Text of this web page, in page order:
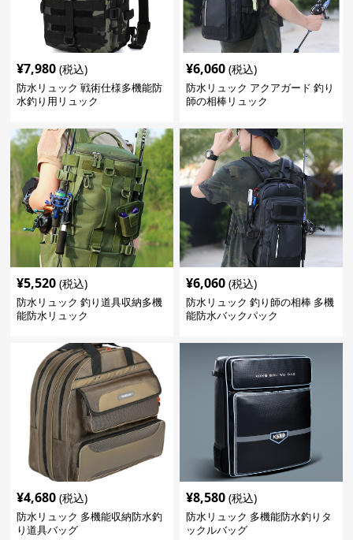
¥7,980 (税込)
防水リュック 戦術仕様多機能防
水釣り用リュック
¥6,060 (税込)
防水リュック アクアガード 釣り
師の相棒リュック
¥5,520 (税込)
防水リュック 釣り道具収納多機
能防水リュック
¥6,060 (税込)
防水リュック 釣り師の相棒 多機
能防水バックパック
¥4,680 (税込)
防水リュック 多機能収納防水釣
り道具バッグ
¥8,580 (税込)
防水リュック 多機能防水釣りタ
ックルバッグ